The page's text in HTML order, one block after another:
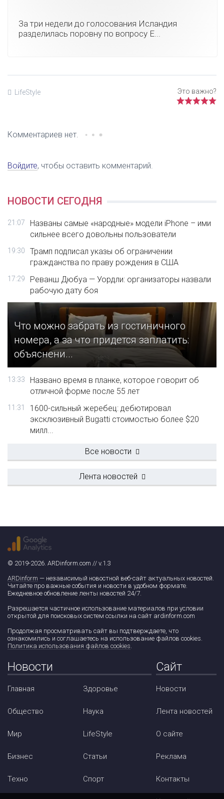
За три недели до голосования Исландия
разделилась поровну по вопросу Е...
LifeStyle
Комментариев нет.
Войдите, чтобы оставить комментарий.
НОВОСТИ СЕГОДНЯ
21:07
Названы самые «народные» модели iPhone – ими
сильнее всего довольны пользователи
19:30
Трамп подписал указы об ограничении
гражданства по праву рождения в США
17:29
Реванш Дюбуа — Уордли: организаторы назвали
рабочую дату боя
Что можно забрать из гостиничного
номера, а за что придется заплатить:
объяснени...
13:33
Названо время в планке, которое говорит об
отличной форме после 55 лет
11:31
1600-сильный жеребец: дебютировал
эксклюзивный Bugatti стоимостью более $20
милл...
Все новости
Лента новостей
© 2019-2026. ARDinform.com // v.1.3
ARDinform — независимый новостной веб-сайт актуальных новостей.
Читайте про важные события и новости в удобном формате.
Ежедневное обновление ленты новостей 24/7.
Разрешается частичное использование материалов при условии
открытой для поисковых систем ссылки на сайт ardinform.com
Продолжая просматривать сайт вы подтверждаете, что
ознакомились и соглашаетесь на использование файлов cookies.
Политика использования файлов cookies.
Новости
Главная
Общество
Мир
Бизнес
Техно
Здоровье
Наука
LifeStyle
Статьи
Спорт
Сайт
Новости
Лента новостей
О сайте
Реклама
Контакты